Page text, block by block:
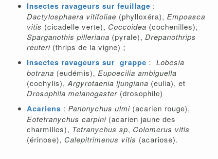
Insectes ravageurs sur feuillage :
Dactylosphaera vitifoliae (phylloxéra), Empoasca
vitis (cicadelle verte), Coccoidea (cochenilles),
Sparganothis pilleriana (pyrale), Drepanothrips
reuteri (thrips de la vigne) ;
Insectes ravageurs sur grappe : Lobesia
botrana (eudémis), Eupoecilia ambiguella
(cochylis),Argyrotaenia ljungiana (eulia), et
Drosophila melanogaster (drosophile)
Acariens : Panonychus ulmi (acarien rouge),
Eotetranychus carpini (acarien jaune des
charmilles), Tetranychus sp, Colomerus vitis
(érinose), Calepitrimenus vitis (acariose).